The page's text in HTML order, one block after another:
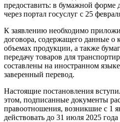
предоставить: в бумажной форме
через портал госуслуг с 25
К заявлению необходимо
договора, содержащего данные
объемах продукции, а также
передачу товаров для
составлены на иностранном
заверенный перевод.
Настоящие постановления
этом, подписанные документы
правоотношения, возникшие с 1
действовать до 31 июля 2025